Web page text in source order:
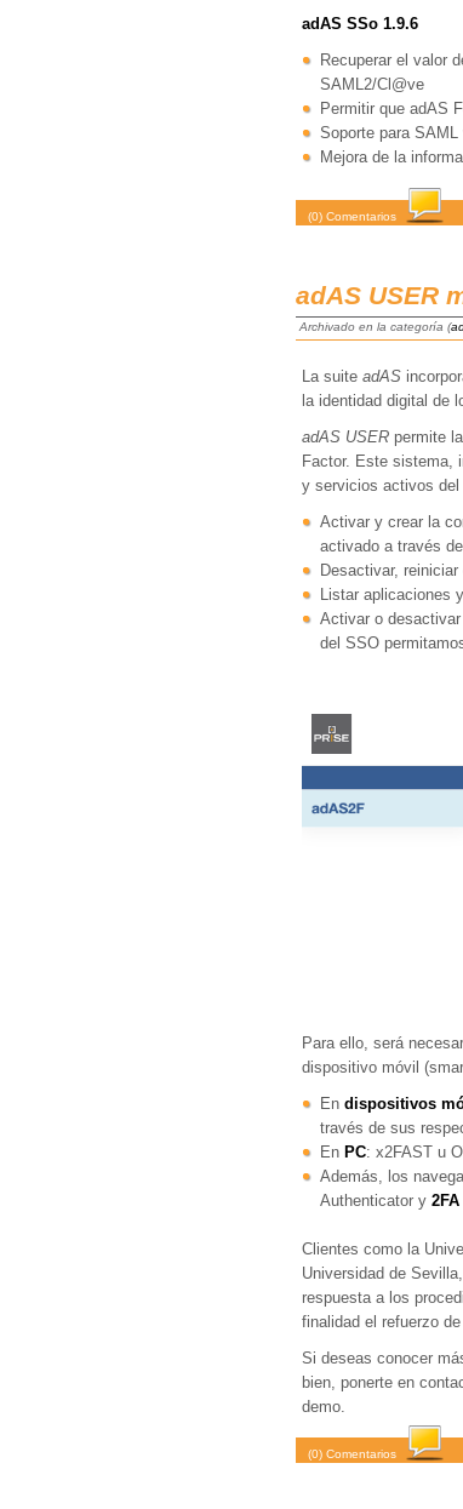
adAS SSo 1.9.6
Recuperar el valor
SAML2/Cl@ve
Permitir que adAS
Soporte para
Mejora de la
(0) Comentarios
adAS USER
Archivado en la categoría (
La suite adAS
la identidad digital de
adAS USER permite
Factor. Este sistema,
y servicios activos del
Activar y crear la
activado a través
Desactivar,
Listar aplicaciones
Activar o
del SSO
Para ello, será
dispositivo móvil
En dispositivos
través de sus
En PC: x2FAST u
Además, los
Authenticator y
Clientes como la
Universidad de
respuesta a los
finalidad el refuerzo
Si deseas conocer
bien, ponerte en
demo.
(0) Comentarios